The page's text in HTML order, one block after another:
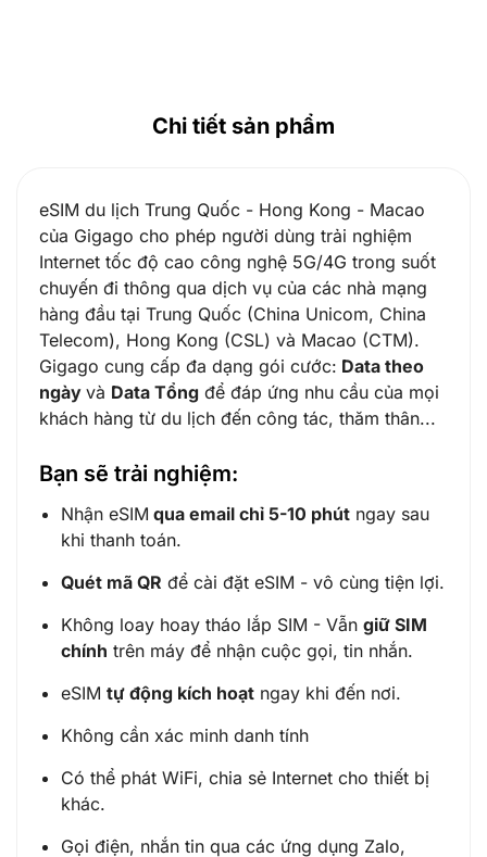
Chi tiết sản phẩm
eSIM du lịch Trung Quốc - Hong Kong - Macao
của Gigago cho phép người dùng trải nghiệm
Internet tốc độ cao công nghệ 5G/4G trong suốt
chuyến đi thông qua dịch vụ của các nhà mạng
hàng đầu tại Trung Quốc (China Unicom, China
Telecom), Hong Kong (CSL) và Macao (CTM).
Gigago cung cấp đa dạng gói cước: Data theo
ngày và Data Tổng để đáp ứng nhu cầu của mọi
khách hàng từ du lịch đến công tác, thăm thân...
Bạn sẽ trải nghiệm:
Nhận eSIM qua email chỉ 5-10 phút ngay sau
khi thanh toán.
Quét mã QR để cài đặt eSIM - vô cùng tiện lợi.
Không loay hoay tháo lắp SIM - Vẫn giữ SIM
chính trên máy để nhận cuộc gọi, tin nhắn.
eSIM tự động kích hoạt ngay khi đến nơi.
Không cần xác minh danh tính
Có thể phát WiFi, chia sẻ Internet cho thiết bị
khác.
Gọi điện, nhắn tin qua các ứng dụng Zalo,